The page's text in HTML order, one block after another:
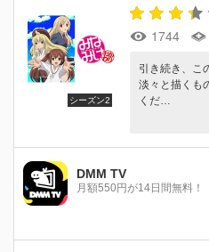
シーズン2
1744
引き続き、こ
淡々と描くも
くだ…
DMM TV
月額550円が14日間無料！